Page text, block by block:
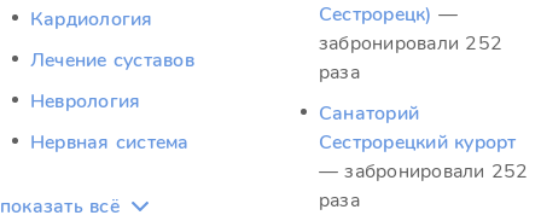
Кардиология
Лечение суставов
Неврология
Нервная система
показать всё
Сестрорецк) —
забронировали 252
раза
Санаторий
Сестрорецкий курорт
— забронировали 252
раза